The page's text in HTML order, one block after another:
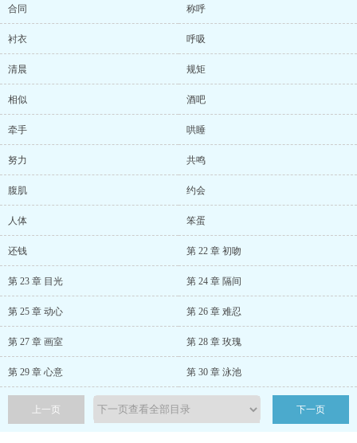
合同 称呼
衬衣 呼吸
清晨 规矩
相似 酒吧
牵手 哄睡
努力 共鸣
腹肌 约会
人体 笨蛋
还钱 第 22 章 初吻
第 23 章 目光 第 24 章 隔间
第 25 章 动心 第 26 章 难忍
第 27 章 画室 第 28 章 玫瑰
第 29 章 心意 第 30 章 泳池
上一页 下一页